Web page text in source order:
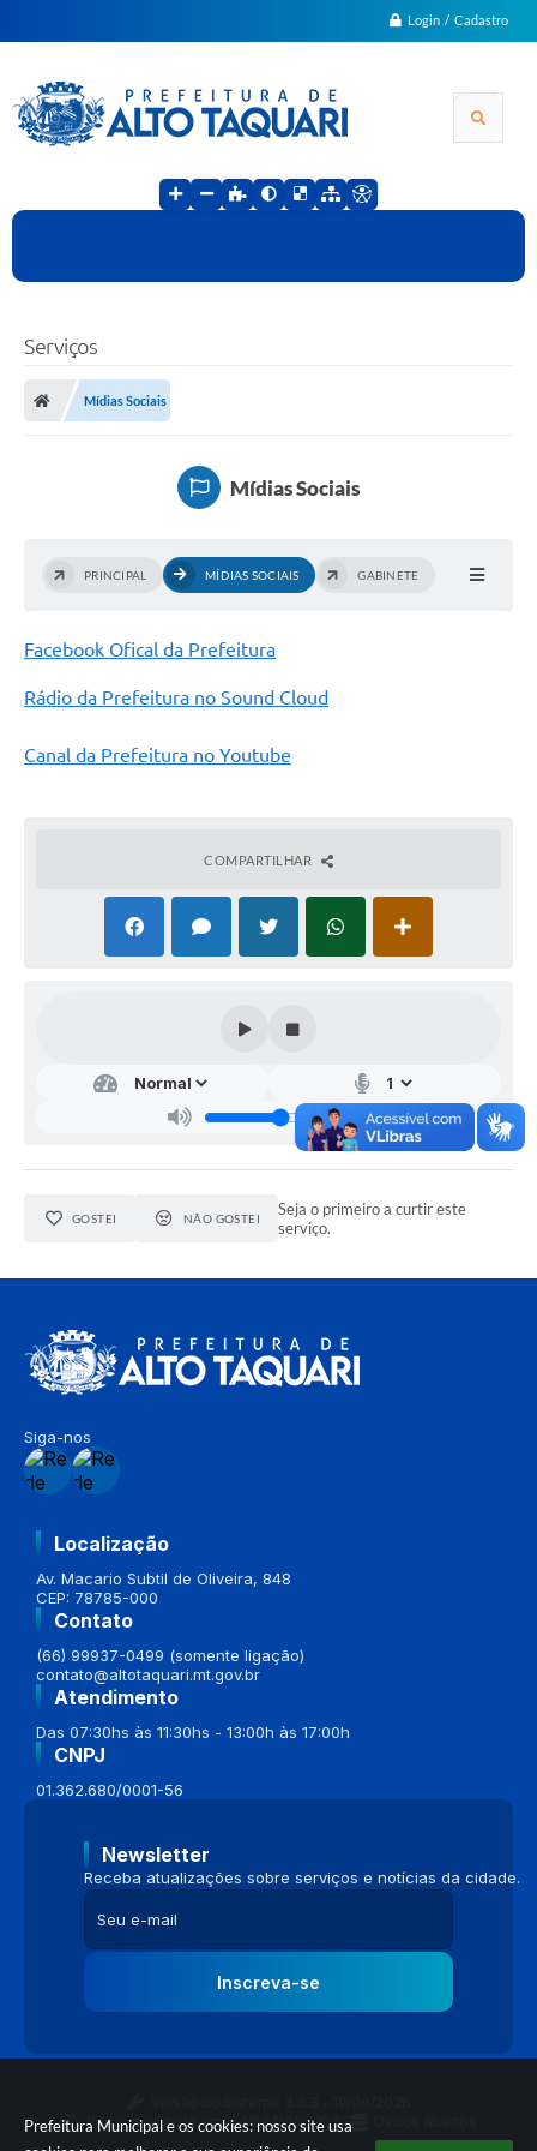
Prefeitura Municipal e os cookies: nosso site usa
Login / Cadastro
Serviços
Mídias Sociais
Mídias Sociais
PRINCIPAL MÍDIAS SOCIAIS GABINETE
Facebook Ofical da Prefeitura
Rádio da Prefeitura no Sound Cloud
Canal da Prefeitura no Youtube
COMPARTILHAR
GOSTEI NÃO GOSTEI
Seja o primeiro a curtir este
serviço.
Siga-nos
Localização
Av. Macario Subtil de Oliveira, 848
CEP: 78785-000
Contato
(66) 99937-0499 (somente ligação)
contato@altotaquari.mt.gov.br
Atendimento
Das 07:30hs às 11:30hs - 13:00h às 17:00h
CNPJ
01.362.680/0001-56
Newsletter
Receba atualizações sobre serviços e notícias da cidade.
Inscreva-se
Portal atualizado em:04/08/2026 16:58